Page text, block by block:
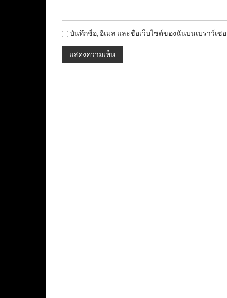
บันทึกชื่อ, อีเมล และชื่อเว็บไซต์ของฉันบนเบราว์เซ